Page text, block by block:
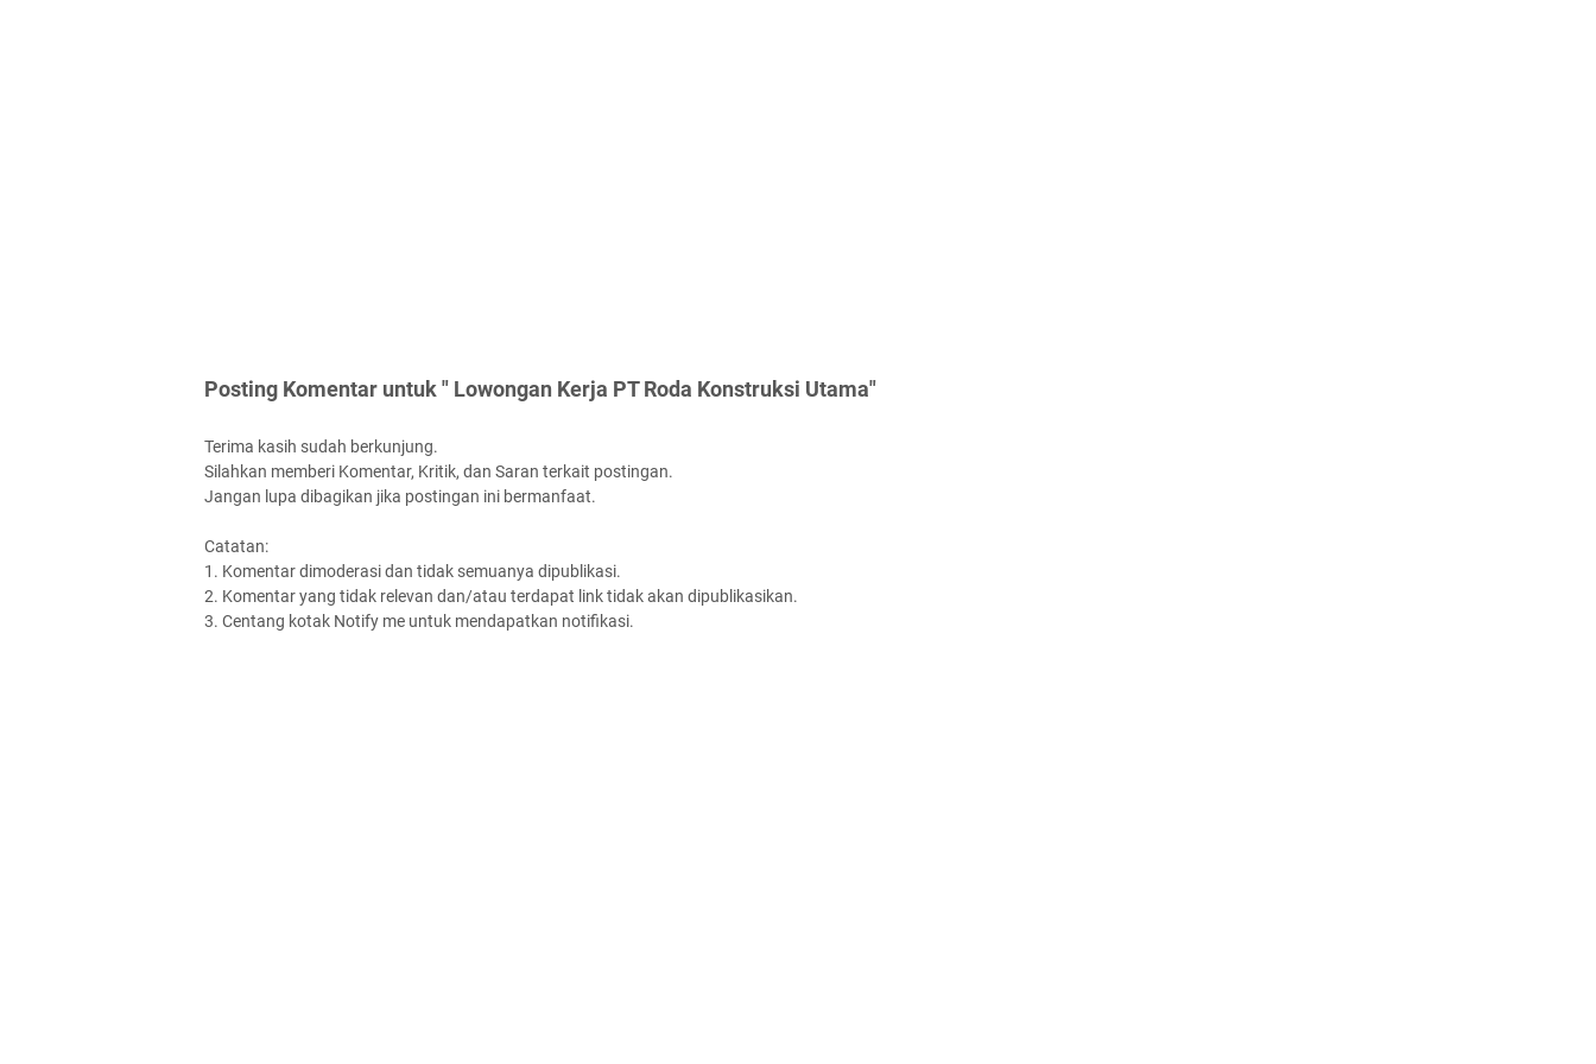
Posting Komentar untuk " Lowongan Kerja PT Roda Konstruksi Utama"
Terima kasih sudah berkunjung.
Silahkan memberi Komentar, Kritik, dan Saran terkait postingan.
Jangan lupa dibagikan jika postingan ini bermanfaat.
Catatan:
1. Komentar dimoderasi dan tidak semuanya dipublikasi.
2. Komentar yang tidak relevan dan/atau terdapat link tidak akan dipublikasikan.
3. Centang kotak Notify me untuk mendapatkan notifikasi.